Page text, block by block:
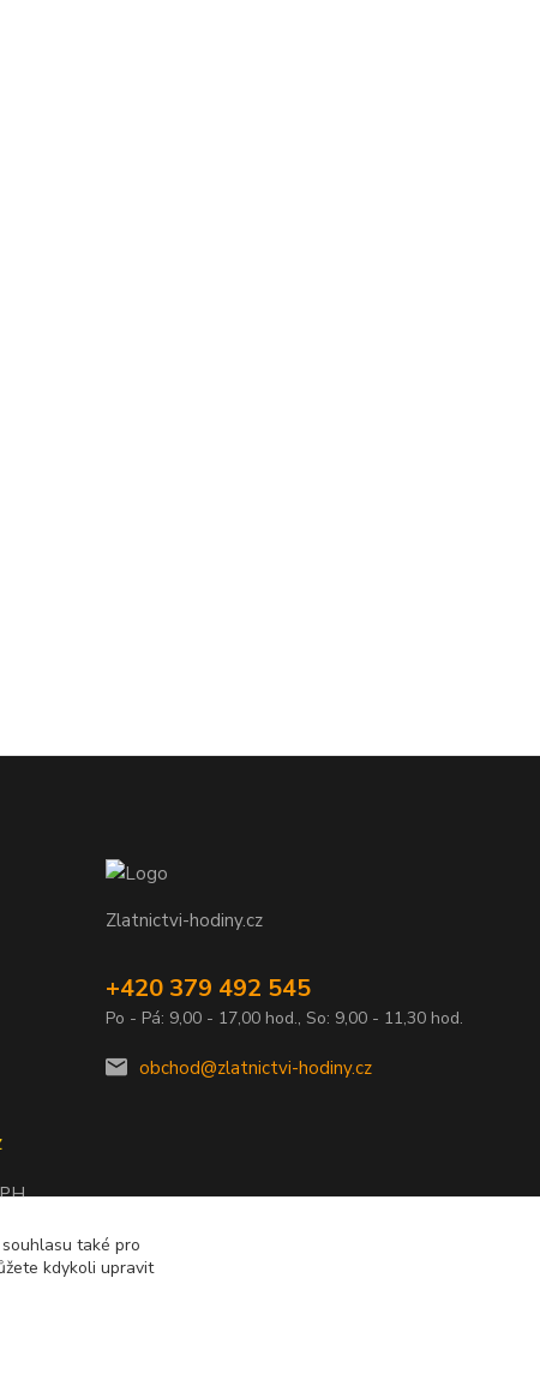
Zlatnictvi-hodiny.cz
+420 379 492 545
Po - Pá: 9,00 - 17,00 hod., So: 9,00 - 11,30 hod.
obchod@zlatnictvi-hodiny.cz
také pro
kdykoli upravit